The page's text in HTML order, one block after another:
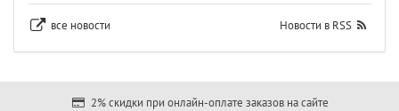
все новости Новости в RSS
2% скидки при онлайн-оплате заказов на сайте